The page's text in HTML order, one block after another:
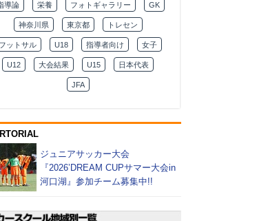
導論 栄養 フォトギャラリー GK
神奈川県 東京都 トレセン
フットサル U18 指導者向け 女子
U12 大会結果 U15 日本代表
JFA
ジュニアサッカー大会
『2026’DREAM CUPサマー大会in
河口湖』参加チーム募集中!!